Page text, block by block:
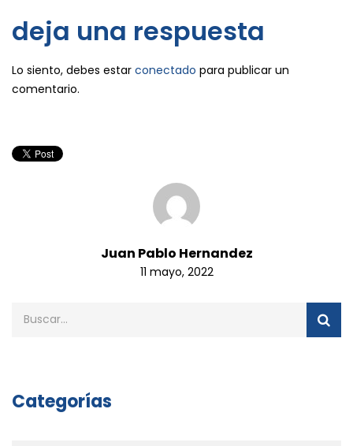
deja una respuesta
Lo siento, debes estar conectado para publicar un
comentario.
Juan Pablo Hernandez
11 mayo, 2022
Categorías